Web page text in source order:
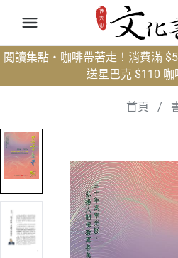
閱讀集點・咖啡帶著走！消費滿
送星巴克 $110 咖
首頁 /